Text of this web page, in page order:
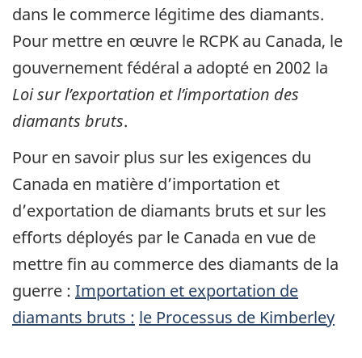
dans le commerce légitime des diamants.
Pour mettre en œuvre le RCPK au Canada, le
gouvernement fédéral a adopté en 2002 la
Loi sur l’exportation et l’importation des
diamants bruts.
Pour en savoir plus sur les exigences du
Canada en matière d’importation et
d’exportation de diamants bruts et sur les
efforts déployés par le Canada en vue de
mettre fin au commerce des diamants de la
guerre : Importation et exportation de
diamants bruts : le Processus de Kimberley